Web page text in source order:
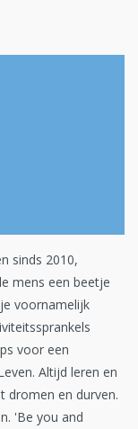
sinds 2010,
mens een beetje
voornamelijk
voor een
Altijd leren en
dromen en durven.
'Be you and